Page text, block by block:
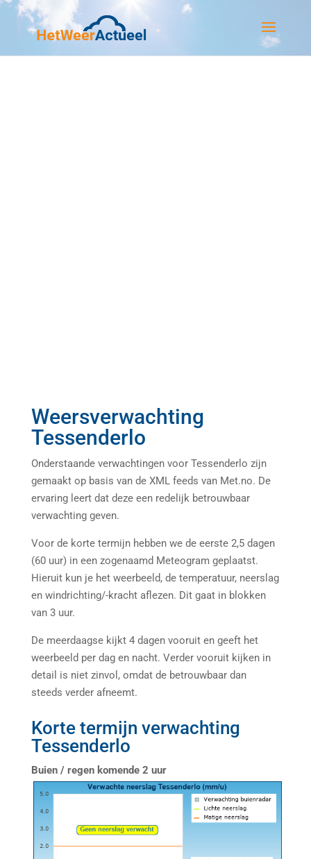
Weersverwachting
Tessenderlo
Onderstaande verwachtingen voor Tessenderlo zijn
gemaakt op basis van de XML feeds van Met.no. De
ervaring leert dat deze een redelijk betrouwbaar
verwachting geven.
Voor de korte termijn hebben we de eerste 2,5 dagen
(60 uur) in een zogenaamd Meteogram geplaatst.
Hieruit kun je het weerbeeld, de temperatuur, neerslag
en windrichting/-kracht aflezen. Dit gaat in blokken
van 3 uur.
De meerdaagse kijkt 4 dagen vooruit en geeft het
weerbeeld per dag en nacht. Verder vooruit kijken in
detail is niet zinvol, omdat de betrouwbaar dan
steeds verder afneemt.
Korte termijn verwachting
Tessenderlo
Buien / regen komende 2 uur